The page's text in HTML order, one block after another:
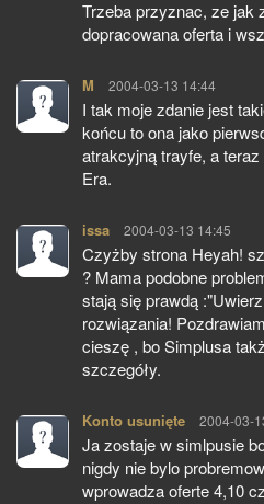
Trzeba przyznac, ze jak
dopracowana oferta i
M pisze:
2004-03-13 14:44
I tak moje zdanie jest
końcu to ona jako
atrakcyjną trayfe, a
Era.
issa pisze:
2004-03-13 14:45
Czyżby strona Heyah!
? Mama podobne
stają się prawdą
rozwiązania!
cieszę , bo Simplusa
szczegóły.
Konto usunięte pisze:
2004-03-
Ja zostaje w simlpusie
nigdy nie bylo
wprowadza oferte 4,10